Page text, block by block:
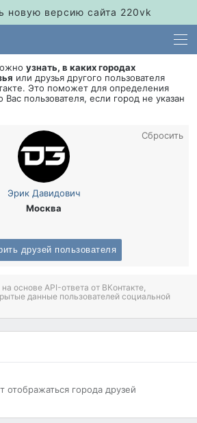
новую версию сайта 220vk
узнать, в каких городах
или друзья другого пользователя
Это поможет для определения
пользователя, если город не указан
Эрик Давидович
Москва
Сбросить
друзей пользователя
основе API-ответа от ВКонтакте,
данные пользователей социальной
отображаться города друзей